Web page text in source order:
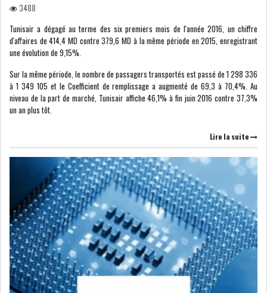
TRANSPORT
SANTÉ
DISTRIBUTION
COMPOSANTS
AUTOMOBILES
AUTOMOBILE
FINANCIER IMMOBILIER
HOLDING INDUSTRIEL
AGRO-ALIMENTAIRE DIVERS
3488
Tunisair a dégagé au terme des six premiers mois de l'année 2016, un chiffre
d'affaires de 414,4 MD contre 379,6 MD à la même période en 2015, enregistrant
une évolution de 9,15%.
Sur la même période, le nombre de passagers transportés est passé de 1 298 336
à 1 349 105 et le Coefficient de remplissage a augmenté de 69,3 à 70,4%. Au
niveau de la part de marché, Tunisair affiche 46,1% à fin juin 2016 contre 37,3%
un an plus tôt.
Lire la suite